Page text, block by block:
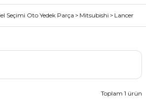
Seçimi Oto Yedek Parça Mitsubishi Lancer
Toplam 1 ürün